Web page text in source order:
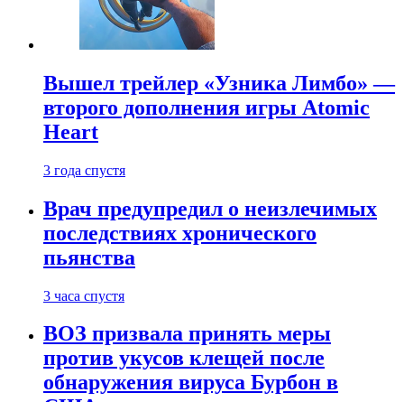
Вышел трейлер «Узника Лимбо» —
второго дополнения игры Atomic
Heart
3 года спустя
Врач предупредил о неизлечимых
последствиях хронического
пьянства
3 часа спустя
ВОЗ призвала принять меры
против укусов клещей после
обнаружения вируса Бурбон в